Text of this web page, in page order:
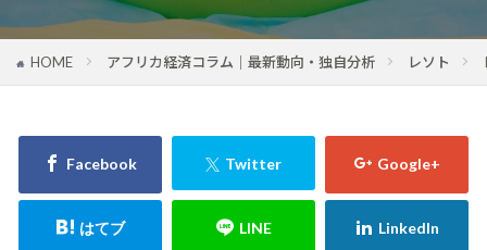
HOME アフリカ経済コラム｜最新動向・独自分析 レソト